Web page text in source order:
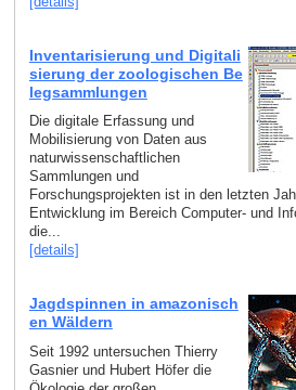
Inventarisierung und Digitali
sierung der zoologischen Be
legsammlungen
Die digitale Erfassung und
Mobilisierung von Daten aus
naturwissenschaftlichen
Sammlungen und
Forschungsprojekten ist in den letzten
Entwicklung im Bereich Computer- und
die...
[details]
Jagdspinnen in amazonisch
en Wäldern
Seit 1992 untersuchen Thierry
Gasnier und Hubert Höfer die